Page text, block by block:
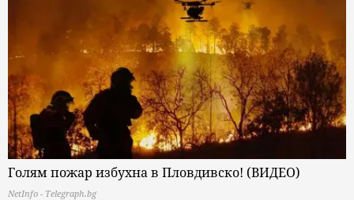
Голям пожар избухна в Пловдивско! (ВИДЕО)
NetInfo - Telegraph.bg